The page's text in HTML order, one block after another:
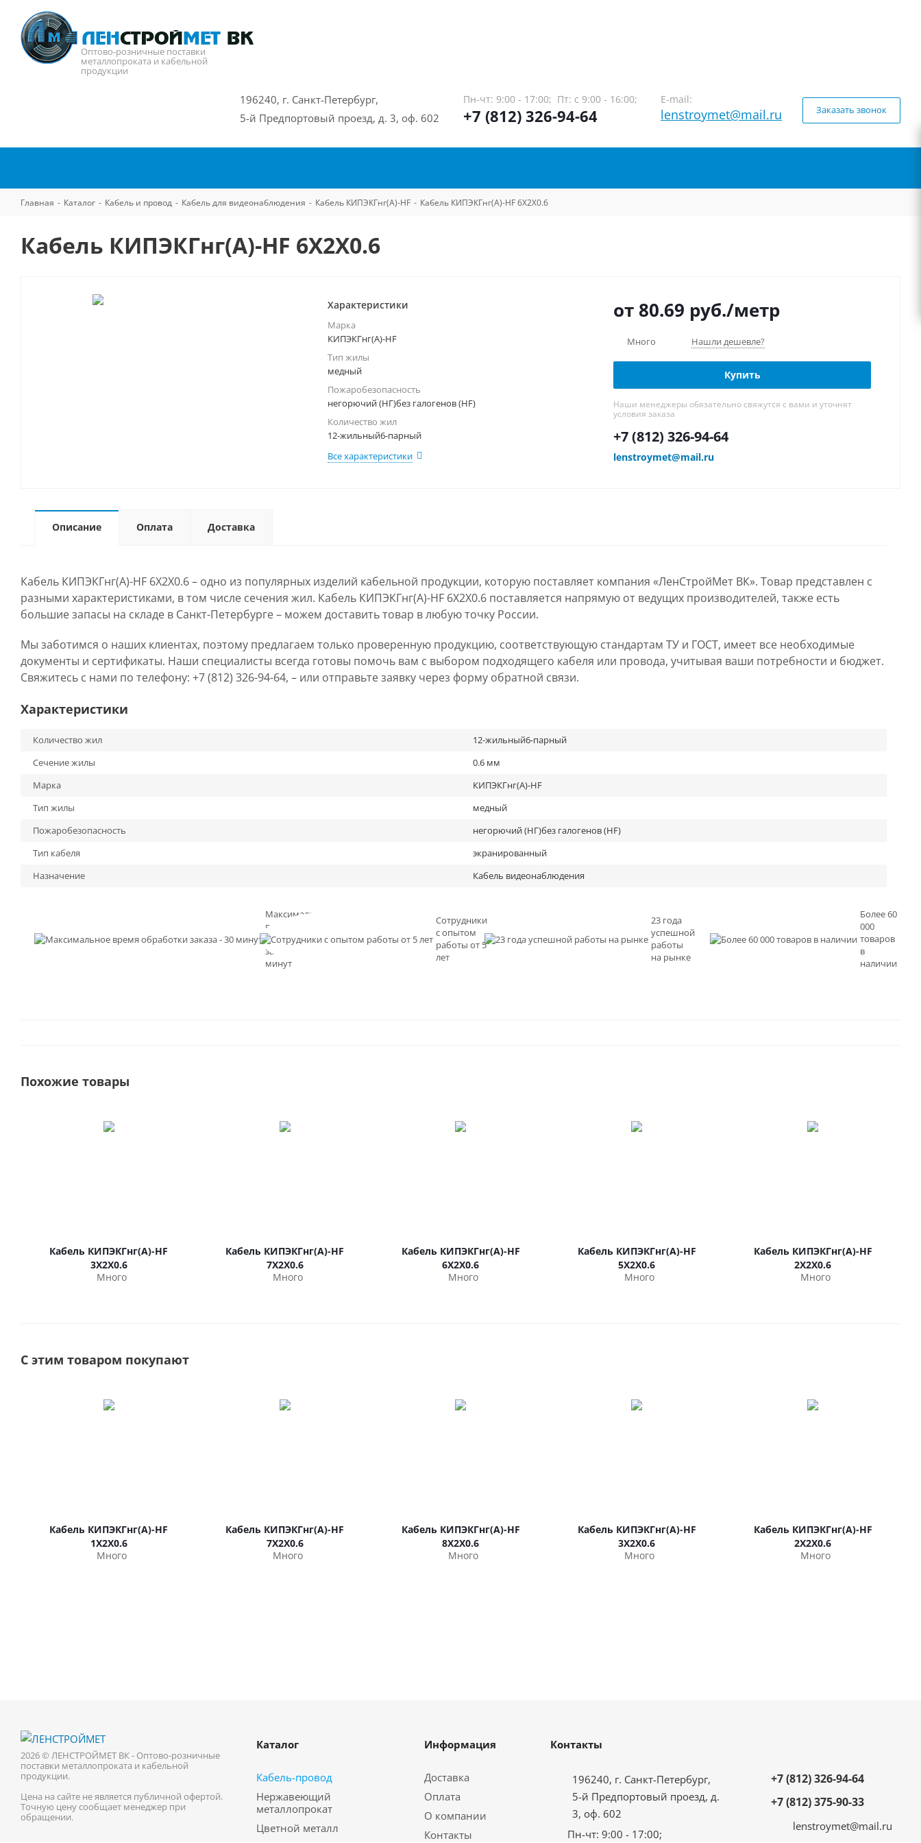
Оптово-розничные поставки
металлопроката и кабельной
продукции
196240, г. Санкт-Петербург,
5-й Предпортовый проезд, д. 3, оф. 602
Пн-чт: 9:00 - 17:00; Пт: с 9:00 - 16:00;
+7 (812) 326-94-64
E-mail:
lenstroymet@mail.ru Заказать звонок
Главная - Каталог - Кабель и провод - Кабель для видеонаблюдения - Кабель КИПЭКГнг(А)-HF - Кабель КИПЭКГнг(А)-HF 6Х2Х0.6
Кабель КИПЭКГнг(А)-HF 6Х2Х0.6
Характеристики
Марка
КИПЭКГнг(А)-HF
Тип жилы
медный
Пожаробезопасность
негорючий (НГ)без галогенов (HF)
Количество жил
12-жильный6-парный
Все характеристики
от 80.69 руб./метр
Много Нашли дешевле?
Купить
Наши менеджеры обязательно свяжутся с вами и уточнят
условия заказа
+7 (812) 326-94-64
lenstroymet@mail.ru
Описание Оплата Доставка
Кабель КИПЭКГнг(А)-HF 6Х2Х0.6 – одно из популярных изделий кабельной продукции, которую поставляет компания «ЛенСтройМет ВК». Товар представлен с
разными характеристиками, в том числе сечения жил. Кабель КИПЭКГнг(А)-HF 6Х2Х0.6 поставляется напрямую от ведущих производителей, также есть
большие запасы на складе в Санкт-Петербурге – можем доставить товар в любую точку России.
Мы заботимся о наших клиентах, поэтому предлагаем только проверенную продукцию, соответствующую стандартам ТУ и ГОСТ, имеет все необходимые
документы и сертификаты. Наши специалисты всегда готовы помочь вам с выбором подходящего кабеля или провода, учитывая ваши потребности и бюджет.
Свяжитесь с нами по телефону: +7 (812) 326-94-64, – или отправьте заявку через форму обратной связи.
Характеристики
Количество жил
12-жильный6-парный
Сечение жилы
0.6 мм
Марка
КИПЭКГнг(А)-HF
Тип жилы
медный
Пожаробезопасность
негорючий (НГ)без галогенов (HF)
Тип кабеля
экранированный
Назначение
Кабель видеонаблюдения
Максимальное
время
обработки
заказа - 30
минут
Сотрудники
с опытом
работы от 5
лет
23 года
успешной
работы
на рынке
Более 60
000
товаров
в
наличии
Похожие товары
Кабель КИПЭКГнг(А)-HF
3Х2Х0.6
Много
Кабель КИПЭКГнг(А)-HF
7Х2Х0.6
Много
Кабель КИПЭКГнг(А)-HF
6Х2Х0.6
Много
Кабель КИПЭКГнг(А)-HF
5Х2Х0.6
Много
Кабель КИПЭКГнг(А)-HF
2Х2Х0.6
Много
С этим товаром покупают
Кабель КИПЭКГнг(А)-HF
1Х2Х0.6
Много
Кабель КИПЭКГнг(А)-HF
7Х2Х0.6
Много
Кабель КИПЭКГнг(А)-HF
8Х2Х0.6
Много
Кабель КИПЭКГнг(А)-HF
3Х2Х0.6
Много
Кабель КИПЭКГнг(А)-HF
2Х2Х0.6
Много
2026 © ЛЕНСТРОЙМЕТ ВК - Оптово-розничные
поставки металлопроката и кабельной
продукции.
Цена на сайте не является публичной офертой.
Точную цену сообщает менеджер при
обращении.
Каталог
Кабель-провод
Нержавеющий
металлопрокат
Цветной металл
Информация
Доставка
Оплата
О компании
Контакты
Контакты
196240, г. Санкт-Петербург,
5-й Предпортовый проезд, д.
3, оф. 602
Пн-чт: 9:00 - 17:00;
+7 (812) 326-94-64
+7 (812) 375-90-33
lenstroymet@mail.ru